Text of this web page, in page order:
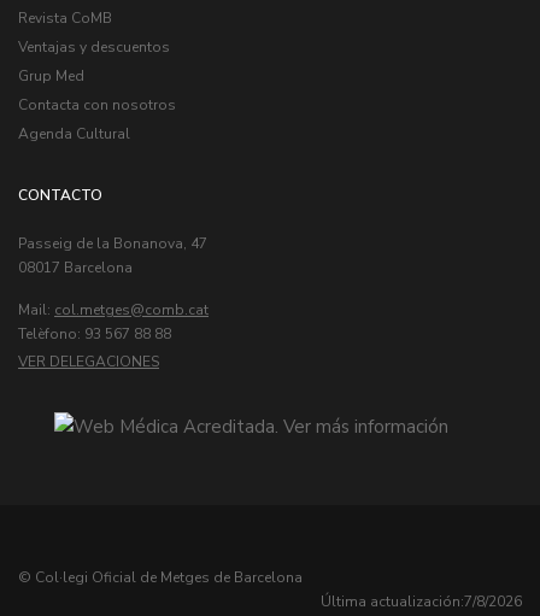
Revista CoMB
Ventajas y descuentos
Grup Med
Contacta con nosotros
Agenda Cultural
CONTACTO
Passeig de la Bonanova, 47
08017 Barcelona
Mail: col.metges
Telèfono: 93 567 88 88
VER DELEGACIONES
© Col·legi Oficial de Metges de Barcelona
Última actualización:7/8/2026